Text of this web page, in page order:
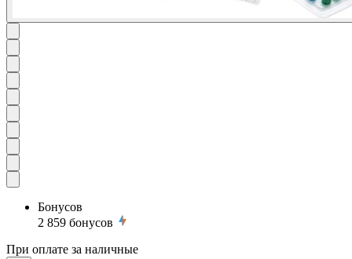
Бонусов
2 859 бонусов
При оплате за наличные